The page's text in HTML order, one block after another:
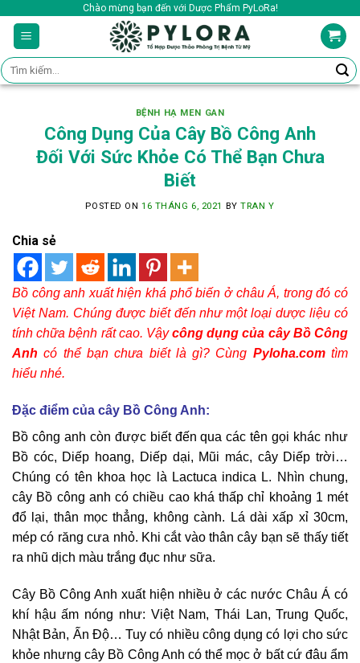
content
Chào mừng bạn đến với Dược Phẩm PyLoRa!
Tìm
kiếm:
BỆNH HẠ MEN GAN
Công Dụng Của Cây Bồ Công Anh
Đối Với Sức Khỏe Có Thể Bạn Chưa
Biết
POSTED ON 16 THÁNG 6, 2021 BYTRAN Y
Chia sẻ
Bồ công anh xuất hiện khá phổ biến ở châu Á, trong đó có
Việt Nam. Chúng được biết đến như một loại dược liệu có
tính chữa bệnh rất cao. Vậycông dụng của cây Bồ Công
Anhcó thể bạn chưa biết là gì? Cùng Pyloha.comtìm
hiểu nhé.
Đặc điểm của cây Bồ Công Anh:
Bồ công anh còn được biết đến qua các tên gọi khác như
Bồ cóc, Diếp hoang, Diếp dại, Mũi mác, cây Diếp trời…
Chúng có tên khoa học là Lactuca indica L. Nhìn chung,
cây Bồ công anh có chiều cao khá thấp chỉ khoảng 1 mét
đổ lại, thân mọc thẳng, không cành. Lá dài xấp xỉ 30cm,
mép có răng cưa nhỏ. Khi cắt vào thân cây bạn sẽ thấy tiết
ra nhũ dịch màu trắng đục như sữa.
Cây Bồ Công Anh xuất hiện nhiều ở các nước Châu Á có
khí hậu ấm nóng như: Việt Nam, Thái Lan, Trung Quốc,
Nhật Bản, Ấn Độ… Tuy có nhiều công dụng có lợi cho sức
khỏe nhưng cây Bồ Công Anh có thể mọc ở bất cứ đâu ẩm